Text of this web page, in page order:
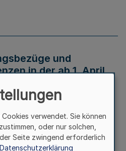
und
in der ab 1. April
verwendet. Sie können
oder nur solchen,
Seite zwingend erforderlich
Datenschutzerklärung